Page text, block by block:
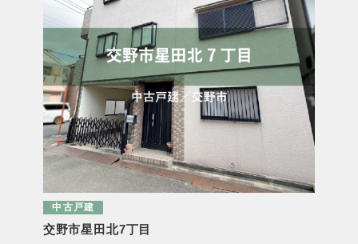
中古戸建
交野市星田北7丁目